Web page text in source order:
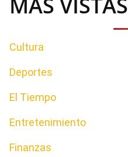
Cultura
Deportes
El Tiempo
Entretenimiento
Finanzas